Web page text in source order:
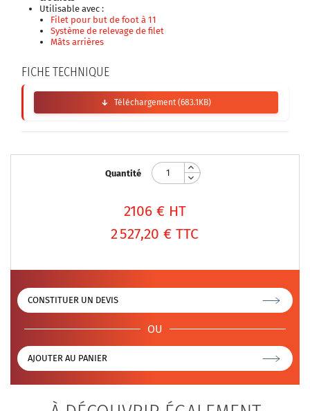
Utilisable avec :
Filet pour but de foot à 11
Système de relevage de filet
Mâts arrières
FICHE TECHNIQUE
Téléchargement (683.1KB)
Quantité
2106 € HT
2 527,20 € TTC
CONSTITUER UN DEVIS
OU
AJOUTER AU PANIER